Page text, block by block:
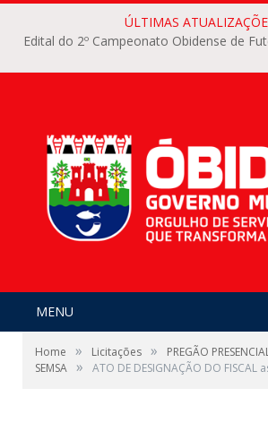
ÚLTIMAS
Edital do 2º Campeonato Obidense de
MENU
Home » Licitações »
PREGÃO
SEMSA » ATO DE DESIGNAÇÃO DO FISCAL